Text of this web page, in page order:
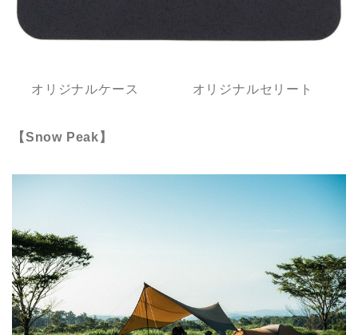
オリジナルケース オリジナルセリート
【Snow Peak】